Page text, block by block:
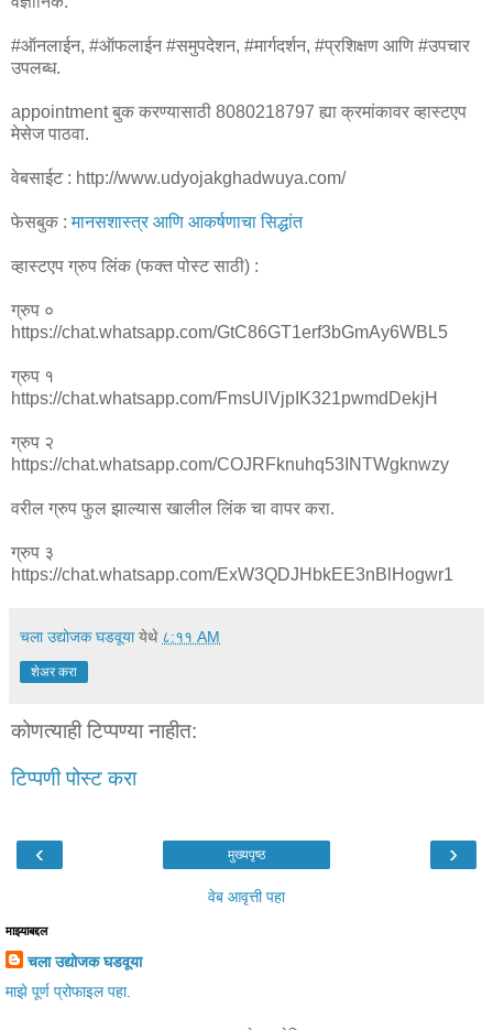
#ऑनलाईन, #ऑफलाईन #समुपदेशन, #मार्गदर्शन, #प्रशिक्षण आणि #उपचार
उपलब्ध.
appointment बुक करण्यासाठी 8080218797 ह्या क्रमांकावर व्हास्टएप
मेसेज पाठवा.
वेबसाईट : http://www.udyojakghadwuya.com/
फेसबुक :मानसशास्त्र आणि आकर्षणाचा सिद्धांत
व्हास्टएप ग्रुप लिंक (फक्त पोस्ट साठी) :
ग्रुप ०
https://chat.whatsapp.com/GtC86GT1erf3bGmAy6WBL5
ग्रुप १
https://chat.whatsapp.com/FmsUlVjpIK321pwmdDekjH
ग्रुप २
https://chat.whatsapp.com/COJRFknuhq53INTWgknwzy
वरील ग्रुप फुल झाल्यास खालील लिंक चा वापर करा.
ग्रुप ३
https://chat.whatsapp.com/ExW3QDJHbkEE3nBlHogwr1
चला उद्योजक घडवूया येथे ८:११ AM
शेअर करा
कोणत्याही टिप्पण्‍या नाहीत:
टिप्पणी पोस्ट करा
‹ ›
मुख्यपृष्ठ
वेब आवृत्ती पहा
माझ्याबद्दल
चला उद्योजक घडवूया
माझे पूर्ण प्रोफाइल पहा.